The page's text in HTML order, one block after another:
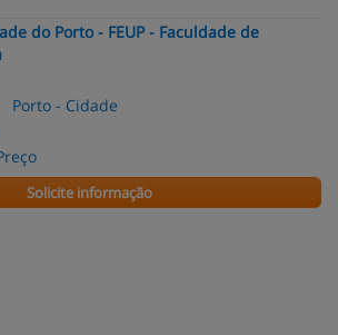
do Porto - FEUP - Faculdade de
Porto - Cidade
Solicite informação